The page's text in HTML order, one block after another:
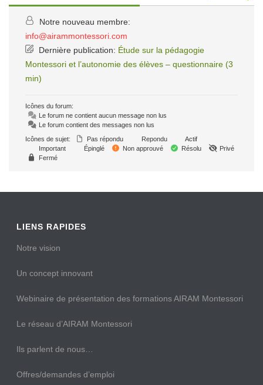
Notre nouveau membre:
info@airammontessori.com
Dernière publication: Étude sur la pédagogie
Montessori et l’autonomie des élèves – questionnaire (3
min)
Icônes du forum:
Le forum ne contient aucun message non lus
Le forum contient des messages non lus
Icônes de sujet:
Pas répondu Repondu
Actif
Important
Épinglé Non approuvé Résolu
Privé
Fermé
LIENS RAPIDES
Notre vision
Un concept innovant
Webinaire de présentation des formations AIRAM Montessori
Le réseau d’AIRAM Montessori
Ils parlent de nous…
Offres/demandes d’emploi